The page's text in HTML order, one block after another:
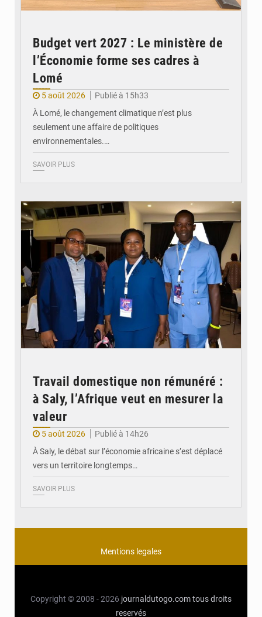
Budget vert 2027 : Le ministère de
l’Économie forme ses cadres à
Lomé
5 août 2026
Publié à 15h33
À Lomé, le changement climatique n’est plus
seulement une affaire de politiques
environnementales.…
SAVOIR PLUS
Travail domestique non rémunéré :
à Saly, l’Afrique veut en mesurer la
valeur
5 août 2026
Publié à 14h26
À Saly, le débat sur l’économie africaine s’est déplacé
vers un territoire longtemps…
SAVOIR PLUS
Mentions legales
Copyright © 2008 - 2026 journaldutogo.comtous droits
reservés